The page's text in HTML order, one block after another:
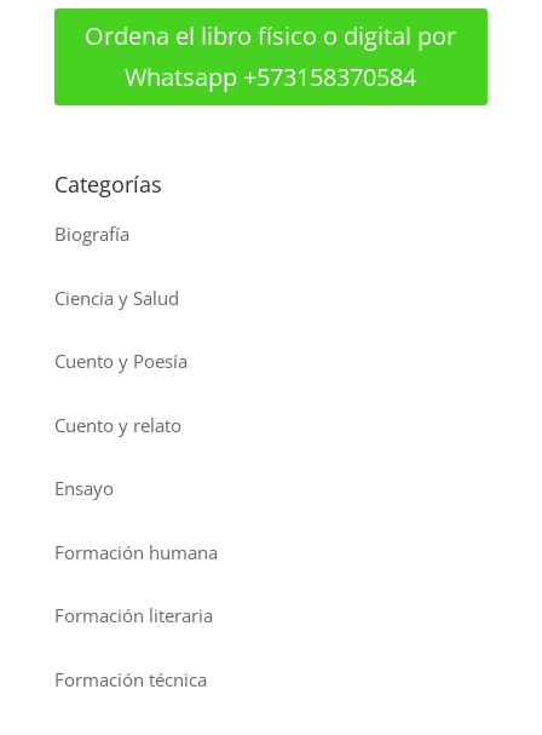
Ordena el libro físico o digital por
Whatsapp +573158370584
Categorías
Biografía
Ciencia y Salud
Cuento y Poesía
Cuento y relato
Ensayo
Formación humana
Formación literaria
Formación técnica